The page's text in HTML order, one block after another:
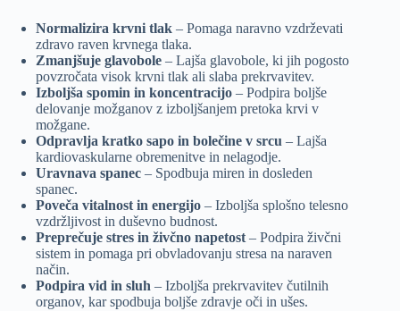
Normalizira krvni tlak – Pomaga naravno vzdrževati
zdravo raven krvnega tlaka.
Zmanjšuje glavobole – Lajša glavobole, ki jih pogosto
povzročata visok krvni tlak ali slaba prekrvavitev.
Izboljša spomin in koncentracijo – Podpira boljše
delovanje možganov z izboljšanjem pretoka krvi v
možgane.
Odpravlja kratko sapo in bolečine v srcu – Lajša
kardiovaskularne obremenitve in nelagodje.
Uravnava spanec – Spodbuja miren in dosleden
spanec.
Poveča vitalnost in energijo – Izboljša splošno telesno
vzdržljivost in duševno budnost.
Preprečuje stres in živčno napetost – Podpira živčni
sistem in pomaga pri obvladovanju stresa na naraven
način.
Podpira vid in sluh – Izboljša prekrvavitev čutilnih
organov, kar spodbuja boljše zdravje oči in ušes.